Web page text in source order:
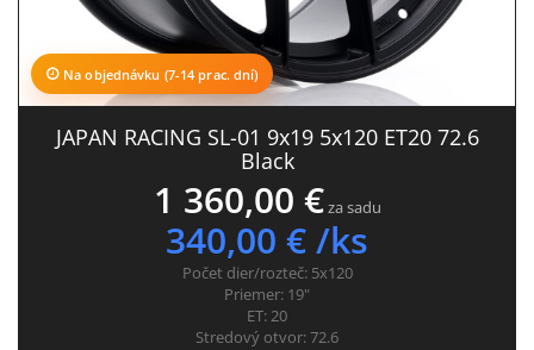
Na objednávku (7-14 prac. dní)
JAPAN RACING SL-01 9x19 5x120 ET20 72.6
Black
1 360,00 €za sadu
340,00 € /ks
Počet dier/rozteč: 5x120
Priemer: 19"
ET:20
Stredový otvor:72.6